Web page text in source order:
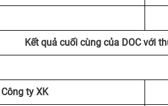
Kết quả cuối cùng của DOC với
Công ty XK